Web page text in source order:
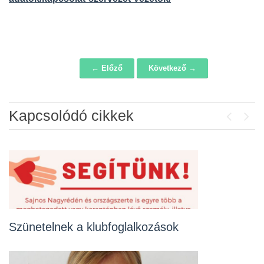
← Előző Következő →
Kapcsolódó cikkek
Szünetelnek a klubfoglalkozások
A korlátozások részletes szabályai